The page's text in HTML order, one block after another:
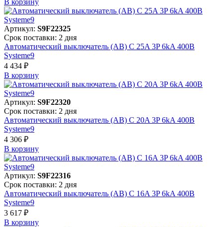
Артикул: S9F22325
Срок поставки: 2 дня
Автоматический выключатель (АВ) C 25A 3P 6kA 400В
Systeme9
4 434 ₽
В корзинy
Артикул: S9F22320
Срок поставки: 2 дня
Автоматический выключатель (АВ) C 20A 3P 6kA 400В
Systeme9
4 306 ₽
В корзинy
Артикул: S9F22316
Срок поставки: 2 дня
Автоматический выключатель (АВ) C 16A 3P 6kA 400В
Systeme9
3 617 ₽
В корзинy